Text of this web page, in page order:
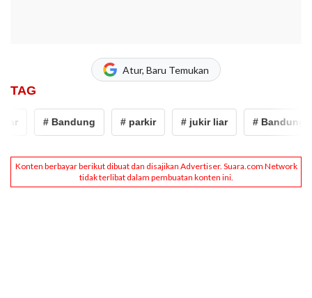
Atur, Baru Temukan
TAG
# Bandung # parkir # jukir liar # Bandung